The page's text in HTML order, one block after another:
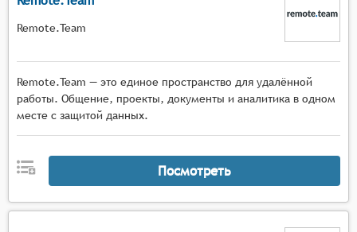
Remote.Team
Remote.Team — это единое пространство для удалённой
работы. Общение, проекты, документы и аналитика в одном
месте с защитой данных.
Посмотреть